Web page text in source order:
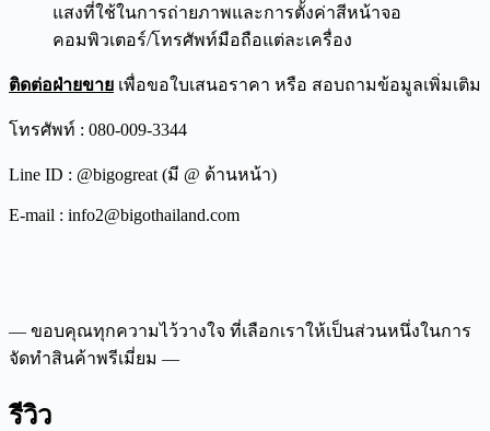
แสงที่ใช้ในการถ่ายภาพและการตั้งค่าสีหน้าจอ
คอมพิวเตอร์/โทรศัพท์มือถือแต่ละเครื่อง
ติดต่อฝ่ายขาย เพื่อขอใบเสนอราคา หรือ สอบถามข้อมูลเพิ่มเติม
โทรศัพท์ : 080-009-3344
Line ID : @bigogreat (มี @ ด้านหน้า)
E-mail : info2@bigothailand.com
— ขอบคุณทุกความไว้วางใจ ที่เลือกเราให้เป็นส่วนหนึ่งในการ
จัดทำสินค้าพรีเมี่ยม —
รีวิว